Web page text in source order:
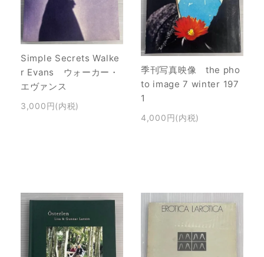
Simple Secrets Walke
r Evans ウォーカー・
エヴァンス
3,000円(内税)
季刊写真映像 the pho
to image 7 winter 197
1
4,000円(内税)